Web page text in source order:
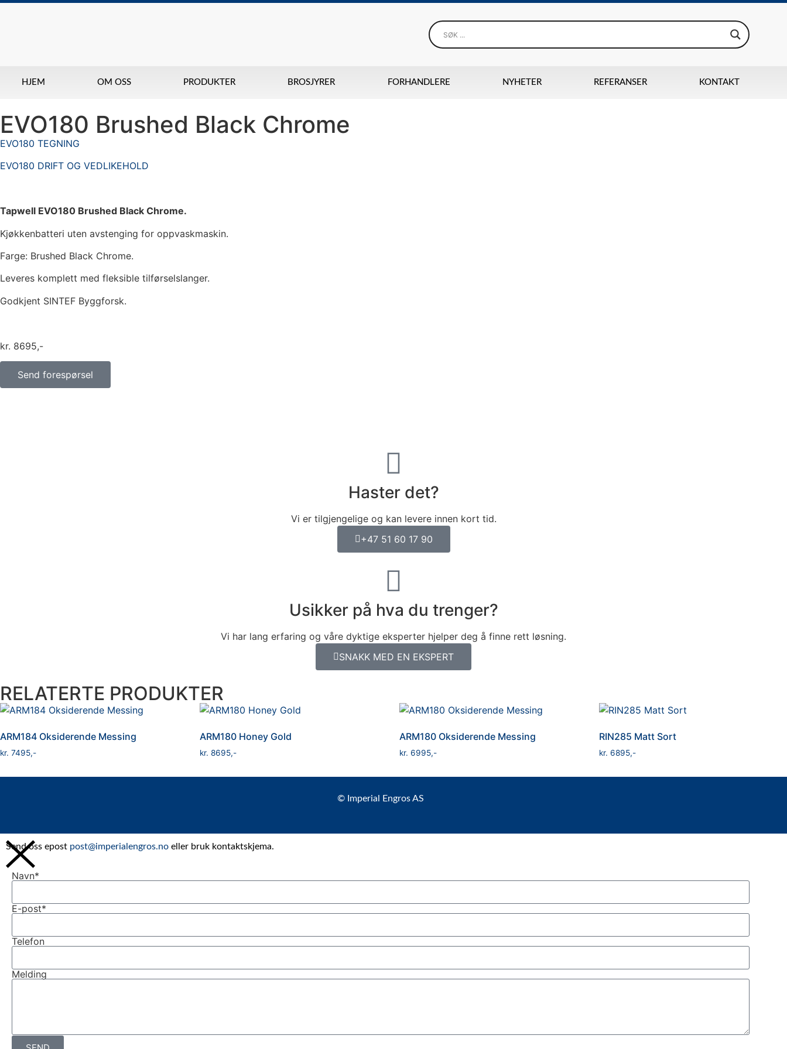
HJEM OM OSS PRODUKTER BROSJYRER FORHANDLERE NYHETER REFERANSER KONTAKT
EVO180 Brushed Black Chrome
EVO180 TEGNING
EVO180 DRIFT OG VEDLIKEHOLD
Tapwell EVO180 Brushed Black Chrome.
Kjøkkenbatteri uten avstenging for oppvaskmaskin.
Farge: Brushed Black Chrome.
Leveres komplett med fleksible tilførselslanger.
Godkjent SINTEF Byggforsk.
kr 8695
Send forespørsel
Haster det?
Vi er tilgjengelige og kan levere innen kort tid.
+47 51 60 17 90
Usikker på hva du trenger?
Vi har lang erfaring og våre dyktige eksperter hjelper deg å finne rett løsning.
SNAKK MED EN EKSPERT
RELATERTE PRODUKTER
ARM184 Oksiderende Messing
kr 7495
ARM180 Honey Gold
kr 8695
ARM180 Oksiderende Messing
kr 6995
RIN285 Matt Sort
kr 6895
© Imperial Engros AS
Send oss epost post@imperialengros.no eller bruk kontaktskjema.
Navn*
E-post*
Telefon
Melding